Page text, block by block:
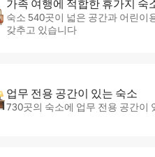
가족 여행에 적합한 휴가지 숙
숙소 540곳이 넓은 공간과 어린이
갖추고 있습니다
업무 전용 공간이 있는 숙소
730곳의 숙소에 업무 전용 공간이